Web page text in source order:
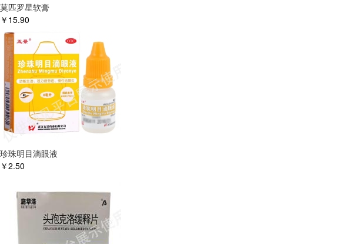
莫匹罗星软膏
￥ 15.90
珍珠明目滴眼液
￥2.50